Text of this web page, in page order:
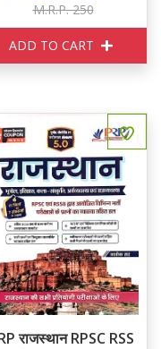
M.R.P. 250
ADD TO CART
26
राजस्थान RPSC RSSB